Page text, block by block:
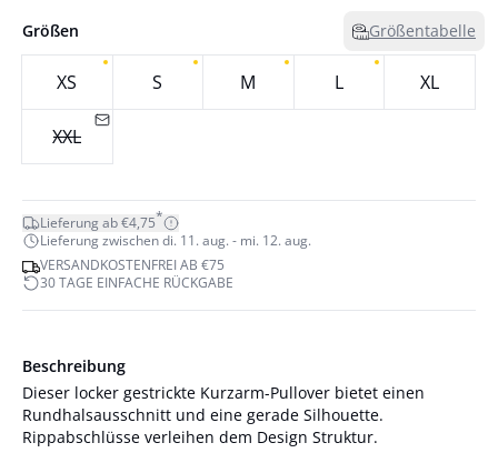
Größen Größentabelle
XS S M L XL
XXL
Lieferung ab €4,75*
Lieferung zwischen di. 11. aug. - mi. 12. aug.
VERSANDKOSTENFREI AB €75
30 TAGE EINFACHE RÜCKGABE
Beschreibung
Dieser locker gestrickte Kurzarm-Pullover bietet einen
Rundhalsausschnitt und eine gerade Silhouette.
Rippabschlüsse verleihen dem Design Struktur.